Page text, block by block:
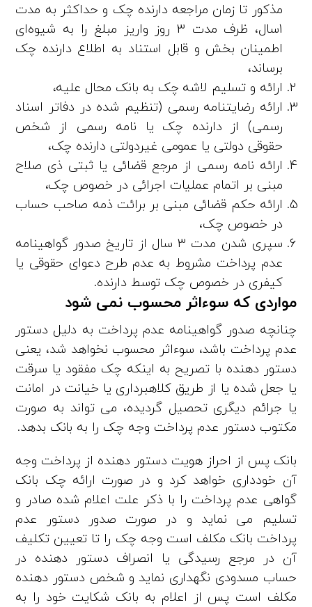
مذکور تا زمان مراجعه دارنده چک و حداکثر به مدت
1‌سال، ظرف مدت 3 روز واریز مبلغ را به شیوه‌ای
اطمینان ‌بخش و قابل استناد به اطلاع دارنده چک
برساند،
ارائه و تسلیم لاشه چک به بانک محا‌ل­ علیه،
ارائه رضایتنامه رسمی (تنظیم‌ شده در دفاتر اسناد
رسمی) از دارنده چک یا نامه رسمی از شخص
حقوقی دولتی یا عمومی غیردولتی دارنده چک،
ارائه نامه رسمی از مرجع قضائی یا ثبتی ذی‌ صلاح
مبنی بر اتمام عملیات اجرائی در خصوص چک،
ارائه حکم قضائی مبنی بر برائت ذمه صاحب حساب
در خصوص چک،
سپری شدن مدت 3 سال از تاریخ صدور گواهینامه
عدم پرداخت مشروط به عدم طرح دعوای حقوقی یا
کیفری در خصوص چک توسط دارنده.
مواردی که سوءاثر محسوب نمی شود
چنانچه صدور گواهینامه عدم پرداخت به ‌دلیل دستور
عدم پرداخت باشد، سوءاثر محسوب نخواهد شد، یعنی
دستور دهنده با تصریح به اینکه چک مفقود یا سرقت
یا جعل شده یا از طریق کلاهبرداری یا خیانت در امانت
یا جرائم دیگری تحصیل گردیده، می‌ تواند به صورت
مکتوب دستور عدم پرداخت وجه چک را به بانک بدهد.
بانک پس از احراز هویت دستور دهنده از پرداخت وجه
آن خودداری خواهد کرد و در صورت ارائه چک بانک
گواهی عدم پرداخت را با ذکر علت اعلام شده صادر و
تسلیم می‌ نماید و در صورت صدور دستور عدم
پرداخت بانک مکلف است وجه چک را تا تعیین تکلیف
آن در مرجع رسیدگی یا انصراف دستور دهنده در
حساب مسدودی نگهداری نماید و شخص دستور دهنده
مکلف است پس از اعلام به بانک شکایت خود را به